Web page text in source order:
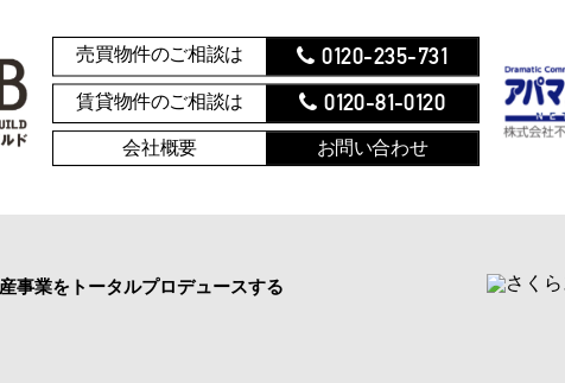
売買物件のご相談は 0120-235-731
賃貸物件のご相談は 0120-81-0120
会社概要 お問い合わせ
事業をトータルプロデュースする